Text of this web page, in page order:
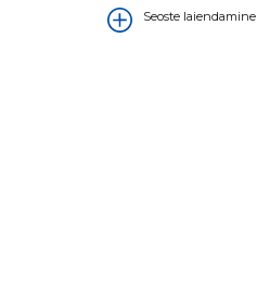
Seoste laiendamine